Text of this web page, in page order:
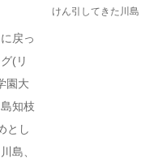
戻っ
(リ
園大
知枝
とし
島、
けん引してきた川島